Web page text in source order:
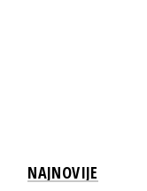
NAJNOVIJE